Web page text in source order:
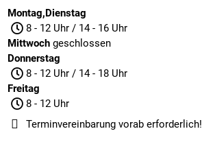
Montag,Dienstag
8 - 12 Uhr / 14 - 16 Uhr
Mittwochgeschlossen
Donnerstag
8 - 12 Uhr / 14 - 18 Uhr
Freitag
8 - 12 Uhr
Terminvereinbarungvorab erforderlich!